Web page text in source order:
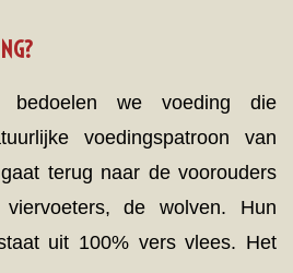
bedoelen we voeding die
voedingspatroon van
terug naar de voorouders
de wolven. Hun
uit 100% vers vlees. Het